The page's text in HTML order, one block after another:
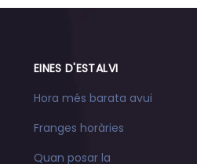
EINES D'ESTALVI
Hora més barata avui
Franges horàries
Quan posar la